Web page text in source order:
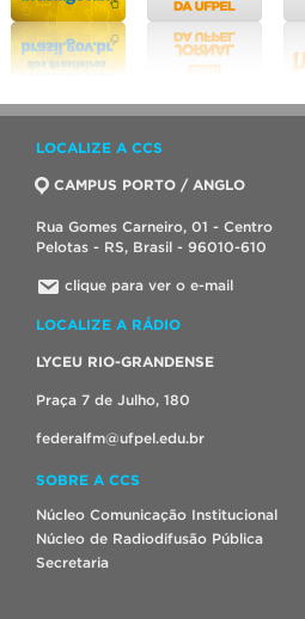
LOCALIZE A CCS
CAMPUS PORTO / ANGLO
Rua Gomes Carneiro, 01 - Centro
Pelotas - RS, Brasil - 96010-610
clique para ver o e-mail
LOCALIZE A RÁDIO
LYCEU RIO-GRANDENSE
Praça 7 de Julho, 180
federalfm@ufpel.edu.br
SOBRE A CCS
Núcleo Comunicação Institucional
Núcleo de Radiodifusão Pública
Secretaria